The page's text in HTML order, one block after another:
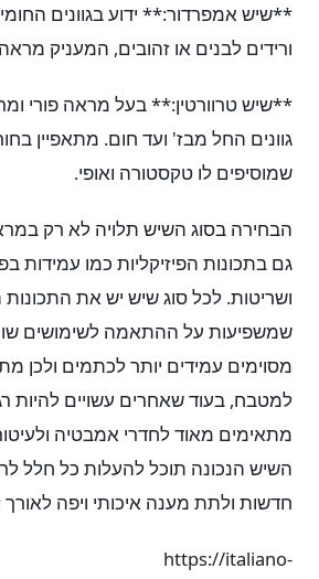
**שיש אמפרדור:** ידוע בגוונים
ורידים לבנים או זהובים, המעניק
**שיש טרוורטין:** בעל מראה פורי
גוונים החל מבז' ועד חום. מתאפיין
שמוסיפים לו טקסטורה ואופי.
הבחירה בסוג השיש תלויה לא רק
גם בתכונות הפיזיקליות כמו עמידות
ושריטות. לכל סוג שיש יש את התכונות
שמשפיעות על ההתאמה לשימושים
מסוימים עמידים יותר לכתמים ולכן
למטבח, בעוד שאחרים עשויים להיות
מתאימים מאוד לחדרי אמבטיה
השיש הנכונה תוכל להעלות כל חלל
חדשות ולתת מענה איכותי ויפה לאורך
https://italiano-